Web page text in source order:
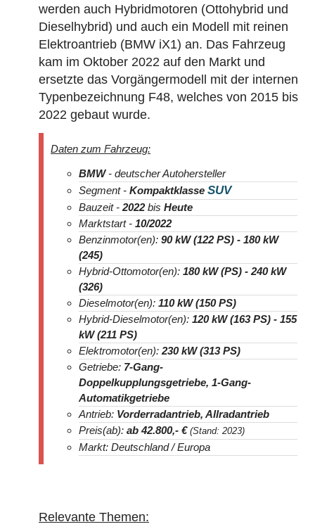
werden auch Hybridmotoren (Ottohybrid und
Dieselhybrid) und auch ein Modell mit reinen
Elektroantrieb (BMW iX1) an. Das Fahrzeug
kam im Oktober 2022 auf den Markt und
ersetzte das Vorgängermodell mit der internen
Typenbezeichnung F48, welches von 2015 bis
2022 gebaut wurde.
Daten zum Fahrzeug:
BMW- deutscher Autohersteller
Segment - Kompaktklasse SUV
Bauzeit - 2022bis Heute
Marktstart - 10/2022
Benzinmotor(en): 90 kW (122 PS) - 180 kW
(245)
Hybrid-Ottomotor(en): 180 kW (PS) - 240 kW
(326)
Dieselmotor(en): 110 kW (150 PS)
Hybrid-Dieselmotor(en): 120 kW (163 PS) - 155
kW (211 PS)
Elektromotor(en): 230 kW (313 PS)
Getriebe: 7-Gang-
Doppelkupplungsgetriebe, 1-Gang-
Automatik­getriebe
Antrieb: Vorderradantrieb, Allradantrieb
Preis(ab): ab 42.800,- € (Stand: 2023)
Markt: Deutschland / Europa
Relevante Themen: